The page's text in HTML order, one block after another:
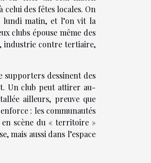
des fêtes locales. On
lundi matin, et l’on vit la
clubs épouse même des
industrie contre tertiaire,
supporters dessinent des
Un club peut attirer au-
ailleurs, preuve que
: les communautés
scène du « territoire »
mais aussi dans l’espace